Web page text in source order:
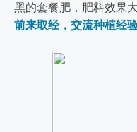
黑的套餐肥，肥料效果
前来取经，交流种植经